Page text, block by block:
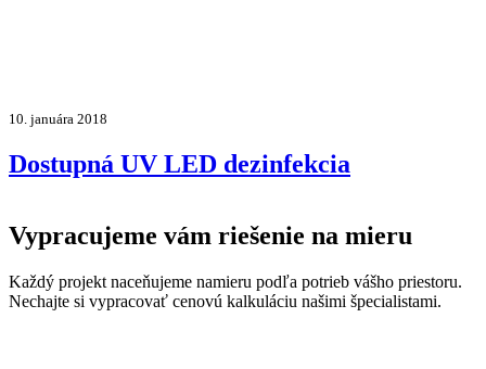
10. januára 2018
Dostupná UV LED dezinfekcia
Vypracujeme vám riešenie na mieru
Každý projekt naceňujeme namieru podľa potrieb vášho priestoru.
Nechajte si vypracovať cenovú kalkuláciu našimi špecialistami.